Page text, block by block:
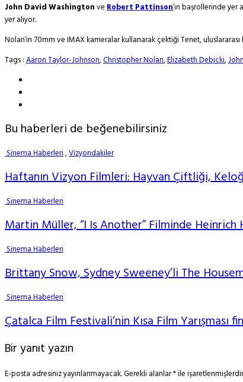
John David WashingtonveRobert Pattinson’ın başrollerinde yer
yer alıyor.
Nolan’ın 70mm ve IMAX kameralar kullanarak çektiği Tenet,
Tags :Aaron Taylor-Johnson,Christopher Nolan,Elizabeth Debicki,
Bu haberleri de beğenebilirsiniz
Sinema Haberleri,Vizyondakiler
Haftanın Vizyon Filmleri: Hayvan Çiftliği,
Sinema Haberleri
Martin Müller, “I Is Another” Filminde Heinrich
Sinema Haberleri
Brittany Snow, Sydney Sweeney’li The
Sinema Haberleri
Çatalca Film Festivali’nin Kısa Film
Bir yanıt yazın
E-posta adresiniz yayınlanmayacak.Gerekli alanlar*ile işaretlenmişlerdir